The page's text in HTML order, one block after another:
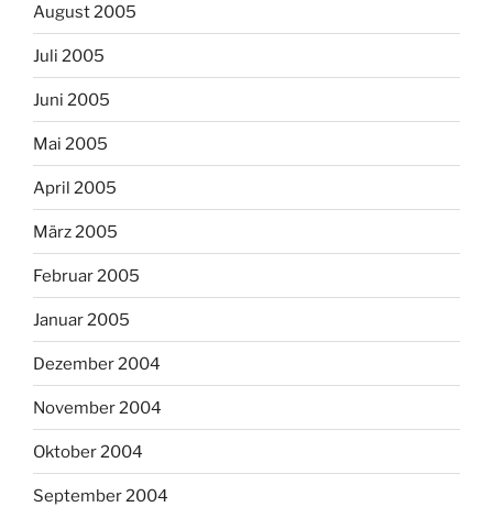
August 2005
Juli 2005
Juni 2005
Mai 2005
April 2005
März 2005
Februar 2005
Januar 2005
Dezember 2004
November 2004
Oktober 2004
September 2004